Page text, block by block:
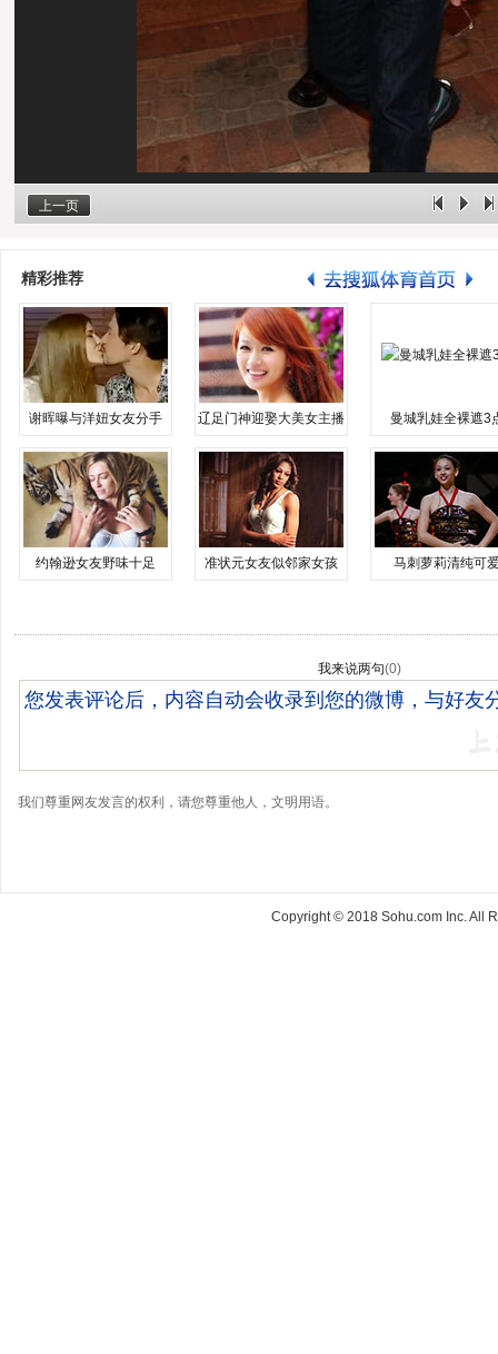
上一页
精彩推荐
谢晖曝与洋妞女友分手 辽足门神迎娶大美女主播 曼城乳娃全裸遮3
约翰逊女友野味十足 准状元女友似邻家女孩 马刺萝莉清纯可
我来说两句(0)
我们尊重网友发言的权利，请您尊重他人，文明用语。
Copyright © 2018 Sohu.com Inc. All